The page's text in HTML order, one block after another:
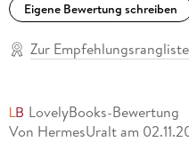
Eigene Bewertung schreiben
Zur Empfehlungsrangliste
LovelyBooks-Bewertung
Von HermesUralt am